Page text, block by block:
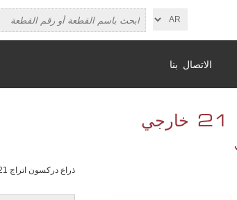
الاتصال بنا
ذراع دركسون اتراج 21 خارجي